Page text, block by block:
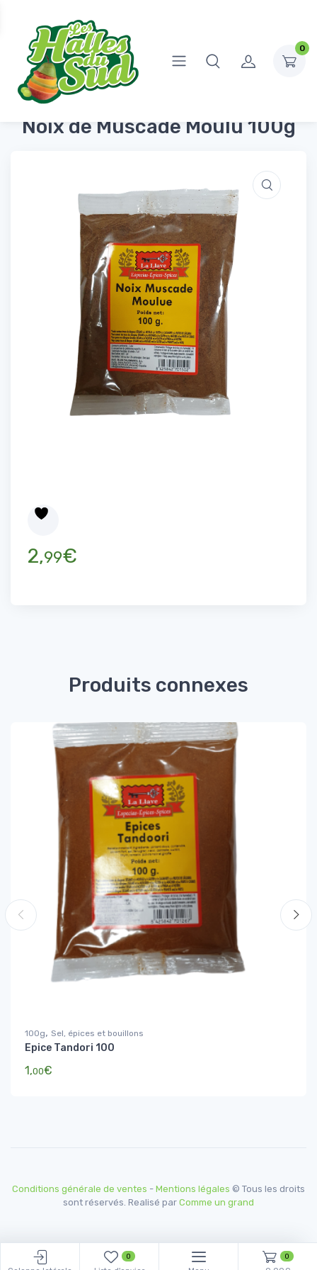
0
Accueil Épicerie Salée
Noix de Muscade Moulu 100g
Noix de Muscade Moulu 100g
2,99€
Produits connexes
100g, Sel, épices et bouillons
Epice Tandori 100
1,00€
Conditions générale de ventes - Mentions légales © Tous les droits
sont réservés. Realisé par Comme un grand
0 0